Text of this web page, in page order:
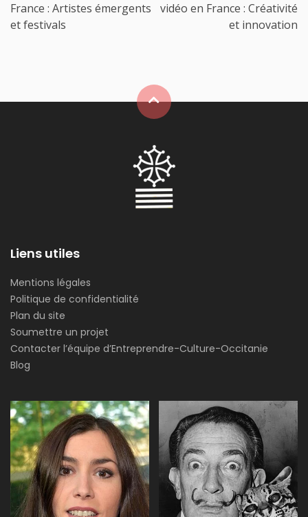
France : Artistes émergents
et festivals
vidéo en France : Créativité
et innovation
Liens utiles
Mentions légales
Politique de confidentialité
Plan du site
Soumettre un projet
Contacter l’équipe d’Entreprendre-Culture-Occitanie
Blog